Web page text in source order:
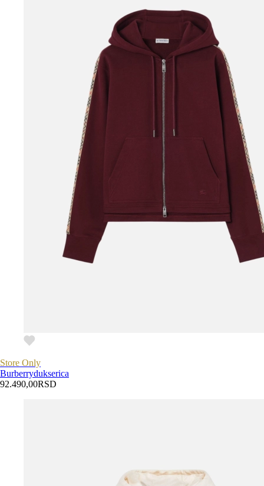
Store Only
Burberrydukserica
92.490,00RSD